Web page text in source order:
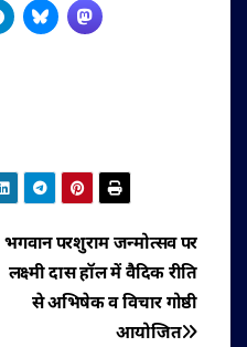
भगवान परशुराम जन्मोत्सव पर
लक्ष्मी दास हॉल में वैदिक रीति
से अभिषेक व विचार गोष्ठी
आयोजित